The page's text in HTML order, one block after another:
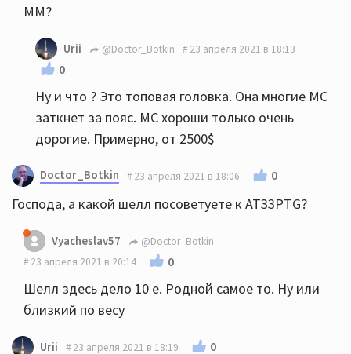
ММ?
Urii @Doctor_Botkin 23 апреля 2021 в 18:13
0
Ну и что ? Это топовая головка. Она многие МС
заткнет за пояс. МС хороши только очень
дорогие. Примерно, от 2500$
Doctor_Botkin 23 апреля 2021 в 18:06 0
Господа, а какой шелл посоветуете к AT33PTG?
Vyacheslav57
@Doctor_Botkin
23 апреля 2021 в 20:14
0
Шелл здесь дело 10 е. Родной самое то. Ну или
близкий по весу
Urii 23 апреля 2021 в 18:19 0